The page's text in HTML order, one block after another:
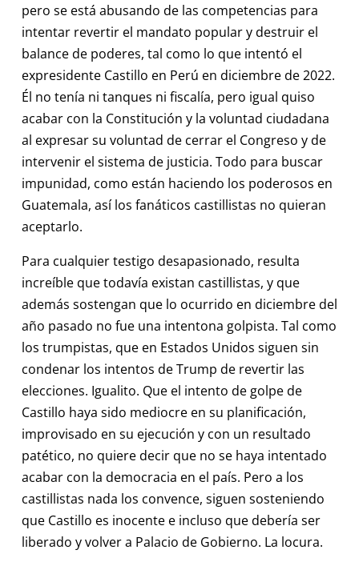
pero se está abusando de las competencias para
intentar revertir el mandato popular y destruir el
balance de poderes, tal como lo que intentó el
expresidente Castillo en Perú en diciembre de 2022.
Él no tenía ni tanques ni fiscalía, pero igual quiso
acabar con la Constitución y la voluntad ciudadana
al expresar su voluntad de cerrar el Congreso y de
intervenir el sistema de justicia. Todo para buscar
impunidad, como están haciendo los poderosos en
Guatemala, así los fanáticos castillistas no quieran
aceptarlo.
Para cualquier testigo desapasionado, resulta
increíble que todavía existan castillistas, y que
además sostengan que lo ocurrido en diciembre del
año pasado no fue una intentona golpista. Tal como
los trumpistas, que en Estados Unidos siguen sin
condenar los intentos de Trump de revertir las
elecciones. Igualito. Que el intento de golpe de
Castillo haya sido mediocre en su planificación,
improvisado en su ejecución y con un resultado
patético, no quiere decir que no se haya intentado
acabar con la democracia en el país. Pero a los
castillistas nada los convence, siguen sosteniendo
que Castillo es inocente e incluso que debería ser
liberado y volver a Palacio de Gobierno. La locura.